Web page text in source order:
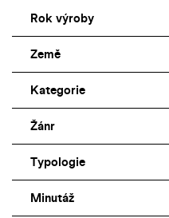
Rok výroby
Země
Kategorie
Žánr
Typologie
Minutáž